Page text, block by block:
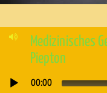
Medizinisches
Piepton
Audio-
00:00